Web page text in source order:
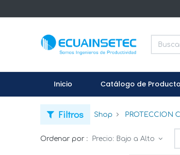
Inicio Catálogo de
Filtros Shop PROTECCION
Ordenar por : Precio: Bajo a Alto